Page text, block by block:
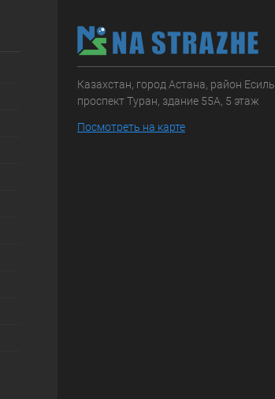
Казахстан, город Астана, район Есиль,
проспект Туран, здание 55А, 5 этаж
Посмотреть на карте